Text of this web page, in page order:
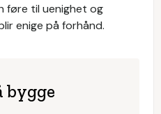
føre til uenighet og
enige på forhånd.
bygge